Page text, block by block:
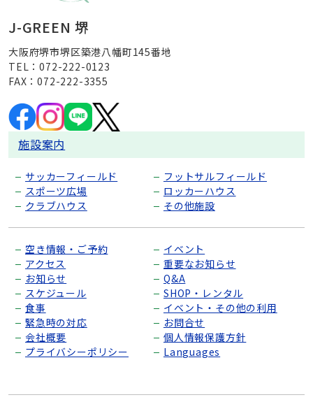
J-GREEN 堺
大阪府堺市堺区築港八幡町145番地
TEL：072-222-0123
FAX：072-222-3355
施設案内
サッカーフィールド
フットサルフィールド
スポーツ広場
ロッカーハウス
クラブハウス
その他施設
空き情報・ご予約
イベント
アクセス
重要なお知らせ
お知らせ
Q&A
スケジュール
SHOP・レンタル
食事
イベント・その他の利用
緊急時の対応
お問合せ
会社概要
個人情報保護方針
プライバシーポリシー
Languages